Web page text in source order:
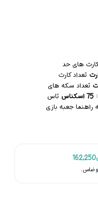
های حد
تعداد کارت
تعداد سکه های
75 اسکناس
تاس
راهنما جعبه بازی
162,250